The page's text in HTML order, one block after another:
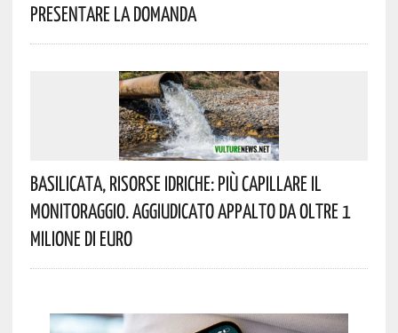
Presentare La Domanda
Basilicata, Risorse Idriche: Più Capillare Il
Monitoraggio. Aggiudicato Appalto Da Oltre 1
Milione Di Euro